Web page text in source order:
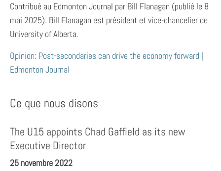
Contribué au Edmonton Journal par Bill Flanagan (publié le 8
mai 2025). Bill Flanagan est président et vice-chancelier de
University of Alberta.
Opinion: Post-secondaries can drive the economy forward |
Edmonton Journal
Ce que nous disons
The U15 appoints Chad Gaffield as its new
Executive Director
25 novembre 2022